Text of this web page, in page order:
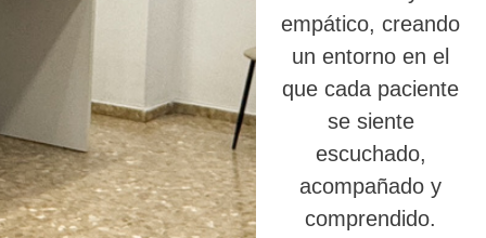
empático, creando
un entorno en el
que cada paciente
se siente
escuchado,
acompañado y
comprendido.